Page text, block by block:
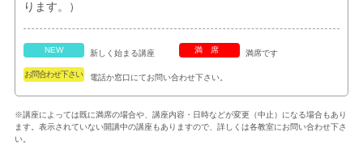
ります。）
NEW 新しく始まる講座 満席 満席です
お問合わせ下さい 電話か窓口にてお問い合わせ下さい。
※講座によっては既に満席の場合や、講座内容・日時などが変更（中止）になる場合もあり
ます。表示されていない開講中の講座もありますので、詳しくは各教室にお問い合わせ下さ
い。